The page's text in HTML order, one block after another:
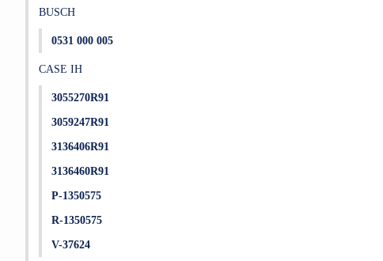
BUSCH
0531 000 005
CASE IH
3055270R91
3059247R91
3136406R91
3136460R91
P-1350575
R-1350575
V-37624